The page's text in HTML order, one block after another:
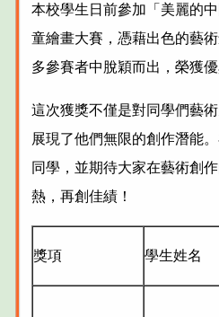
本校學生日前參加「美麗的
童繪畫大賽，憑藉出色的藝
多參賽者中脫穎而出，榮獲優
這次獲獎不僅是對同學們藝
展現了他們無限的創作潛能
同學，並期待大家在藝術創
熱，再創佳績！
獎項 學生姓名